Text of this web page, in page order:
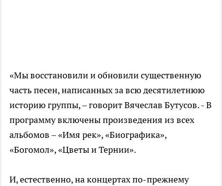
«Мы восстановили и обновили существенную
часть песен, написанных за всю десятилетнюю
историю группы, – говорит Вячеслав Бутусов. - В
программу включены произведения из всех
альбомов – «Имя рек», «Биографика»,
«Богомол», «Цветы и Тернии».
И, естественно, на концертах по-прежнему